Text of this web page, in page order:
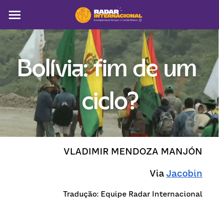
Sobre
Colunistas
América Latina
Notícias
Artigos
Pega a visão
Bolívia: fim de um
ciclo?
VLADIMIR MENDOZA MANJÓN
Via Jacobin
Tradução: Equipe Radar Internacional